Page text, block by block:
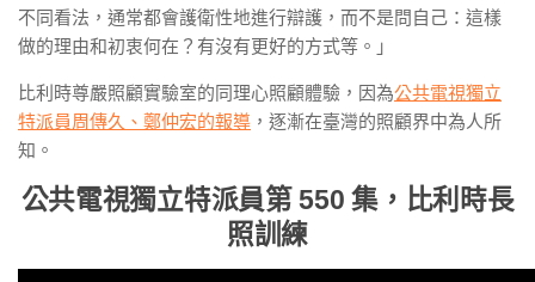
不同看法，通常都會護衛性地進行辯護，而不是問自己：這樣
做的理由和初衷何在？有沒有更好的方式等。」
比利時尊嚴照顧實驗室的同理心照顧體驗，因為公共電視獨立
特派員周傳久、鄭仲宏的報導 ，逐漸在臺灣的照顧界中為人所
知。
公共電視獨立特派員第 550 集，比利時長
照訓練